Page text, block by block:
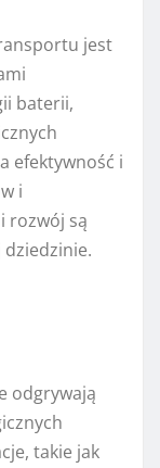
jest
baterii,
efektywność i
i
rozwój są
odgrywają
takie jak